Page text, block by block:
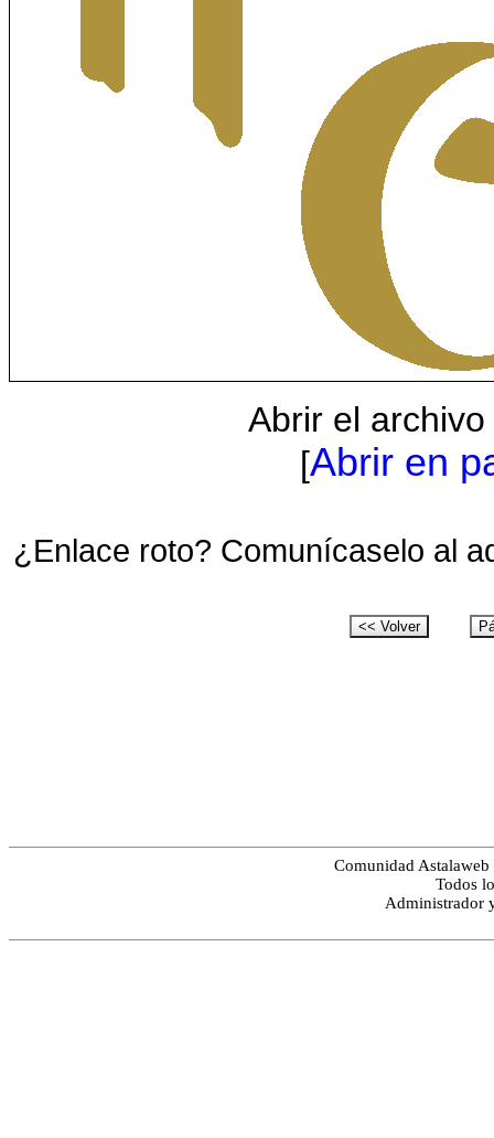
Abrir el
[Abrir en
¿Enlace roto? Comunícaselo al
Comunidad
Todos
Administrador